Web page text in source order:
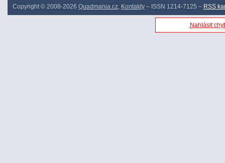
Copyright © 2008-2026 Quadmania.cz, Kontakty – ISSN 1214-7125 – RSS
Nahlásit